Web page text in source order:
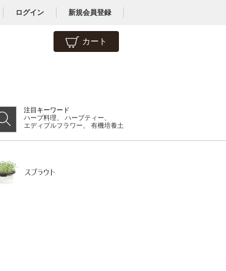
ログイン 新規会員登録
カート
注目キーワード
ハーブ料理
ハーブティー
エディブルフラワー
有機培養土